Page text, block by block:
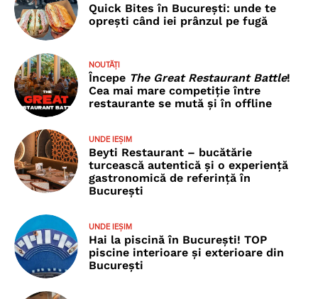
Quick Bites în București: unde te
oprești când iei prânzul pe fugă
NOUTĂȚI
Începe The Great Restaurant Battle!
Cea mai mare competiție între
restaurante se mută și în offline
UNDE IEȘIM
Beyti Restaurant – bucătărie
turcească autentică și o experiență
gastronomică de referință în
București
UNDE IEȘIM
Hai la piscină în București! TOP
piscine interioare și exterioare din
București